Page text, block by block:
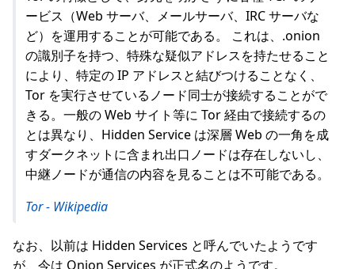
ービス（Web サーバ、メールサーバ、IRC サーバな
ど）を運用することが可能である。 これは、.onion
の識別子を持つ、特殊な疑似アドレスを持たせること
により、特定の IP アドレスと結びつけることなく、
Tor を実行させているノード同士が接続することがで
きる。一般の Web サイト等に Tor 経由で接続するの
とは異なり、Hidden Service は深層 Web の一角を成
すダークネットに含まれ出口ノードは存在しないし、
中継ノードが通信の内容を見ることは不可能である。
Tor - Wikipedia
なお、以前は Hidden Services と呼んでいたようです
が、今は Onion Services が正式名のようです。